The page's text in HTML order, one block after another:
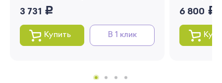
3 731 руб.
Купить В 1 клик
6 800 руб.